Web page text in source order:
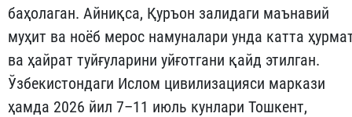
баҳолаган. Айниқса, Қуръон залидаги маънавий
муҳит ва ноёб мерос намуналари унда катта
ва ҳайрат туйғуларини уйғотгани қайд этилган.
Ўзбекистондаги Ислом цивилизацияси маркази
ҳамда 2026 йил 7–11 июль кунлари Тошкент,